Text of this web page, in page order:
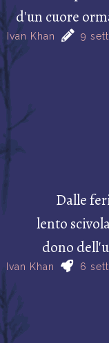
d'un cuore
Ivan Khan 9
Dalle
lento
dono
Ivan Khan 6